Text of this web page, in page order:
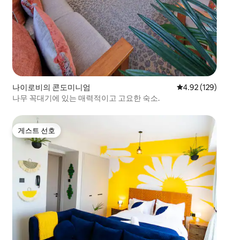
나이로비의 콘도미니엄 평점 4.92점(5
4.92 (129)
나무 꼭대기에 있는 매력적이고 고요한 숙소.
게스트 선호
게스트 선호